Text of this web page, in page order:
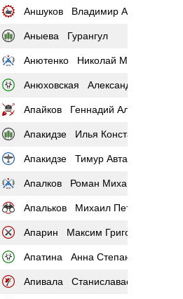
Аншуков Владимир Афанасьевич
Аныева Гурангул
Анютенко Николай Максимович
Анюховская Александра
Апайков Геннадий
Апакидзе Илья Константинович
Апакидзе Тимур Автандилович
Апалков Роман Михайлович
Апальков Михаил Петрович
Апарин Максим Григорьевич
Апатина Анна Степановна
Апивала Станиславас Петрович